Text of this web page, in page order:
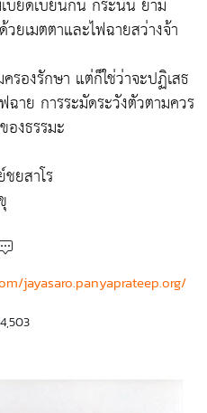
เมตตาและไฟฉายสว่างจ้า
รองรักษา แต่ก็ใช่ว่าจะปฏิเสธ
ฉาย การระมัดระวังตัวตามควร
งธรรมะ
ยสาโร
jayasaro.panyaprateep.org/
4,503